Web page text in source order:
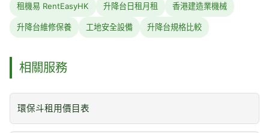
租機易 RentEasyHK 升降台日租月租 香港建造業機械
升降台維修保養 工地安全設備 升降台規格比較
相關服務
環保斗租用價目表